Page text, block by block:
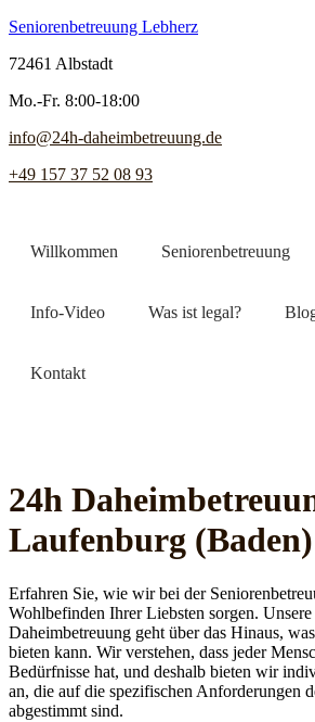
Seniorenbetreuung Lebherz
72461 Albstadt
Mo.-Fr. 8:00-18:00
info@24h-daheimbetreuung.de
+49 157 37 52 08 93
Willkommen Seniorenbetreuung
Info-Video Was ist legal?
Kontakt
24h
Laufenburg (Baden)
Erfahren Sie, wie wir bei der
Wohlbefinden Ihrer Liebsten sorgen. Unsere
Daheimbetreuung geht über das Hinaus,
bieten kann. Wir verstehen, dass jeder
Bedürfnisse hat, und deshalb bieten wir
an, die auf die spezifischen Anforderungen
abgestimmt sind.